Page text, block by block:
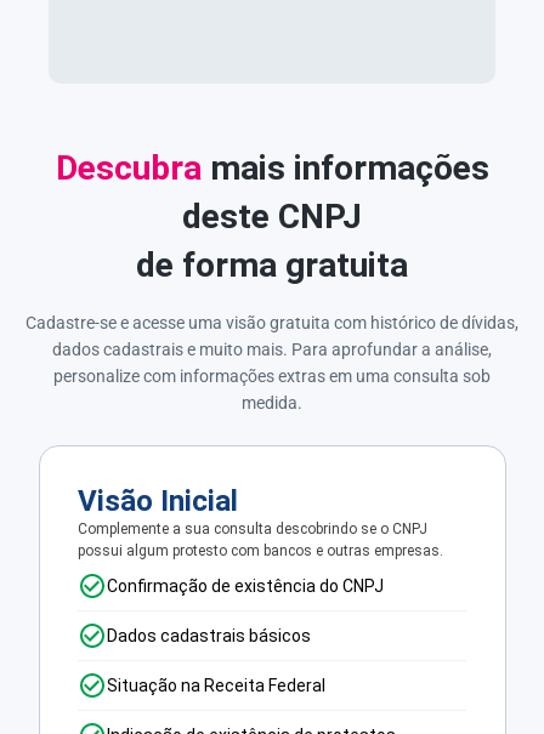
Descubra mais informações
deste CNPJ
de forma gratuita
Cadastre-se e acesse uma visão gratuita com histórico de dívidas,
dados cadastrais e muito mais. Para aprofundar a análise,
personalize com informações extras em uma consulta sob
medida.
Visão Inicial
Complemente a sua consulta descobrindo se o CNPJ
possui algum protesto com bancos e outras empresas.
Confirmação de existência do CNPJ
Dados cadastrais básicos
Situação na Receita Federal